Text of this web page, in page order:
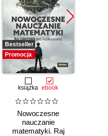
Bestseller
Promocja
książka ebook
Nowoczesne
nauczanie
matematyki. Raj